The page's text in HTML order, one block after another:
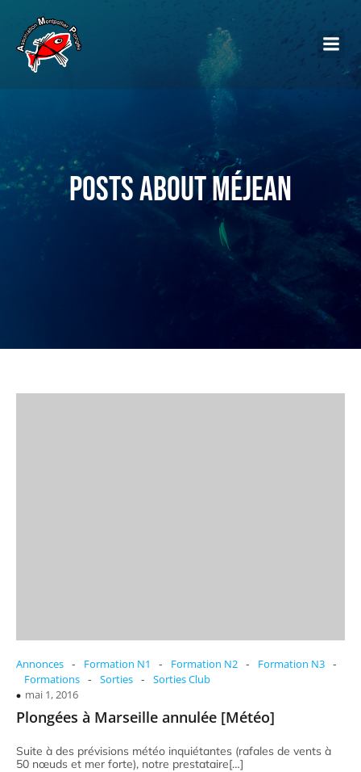
Posts about Méjean
Annonces - Formation N1 - Formation N2 - Formation N3 -
Formations - Sorties -
Sorties Club
mai 1, 2016
Plongées à Marseille annulée [Météo]
Suite à des prévisions météo inquiétantes (rafales de vents à
50 nœuds et mer forte), notre prestataire[…]